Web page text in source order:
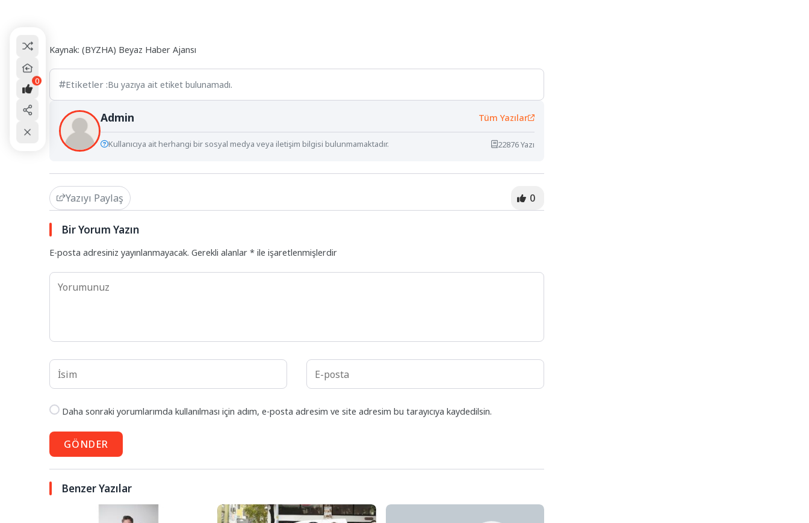
Kaynak: (BYZHA) Beyaz Haber Ajansı
Etiketler :Bu yazıya ait etiket bulunamadı.
Admin Tüm Yazılar
Kullanıcıya ait herhangi bir sosyal medya veya iletişim bilgisi bulunmamaktadır. 22876 Yazı
Yazıyı Paylaş 0
Bir Yorum Yazın
E-posta adresiniz yayınlanmayacak. Gerekli alanlar * ile işaretlenmişlerdir
Daha sonraki yorumlarımda kullanılması için adım, e-posta adresim ve site adresim bu tarayıcıya kaydedilsin.
GÖNDER
Benzer Yazılar
0